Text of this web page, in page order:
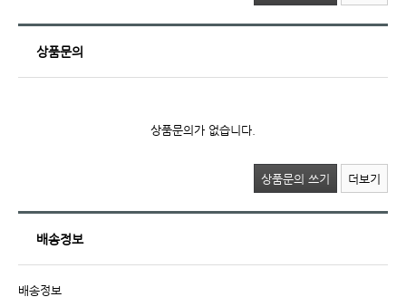
상품문의
상품문의가 없습니다.
상품문의 쓰기 더보기
배송정보
배송정보